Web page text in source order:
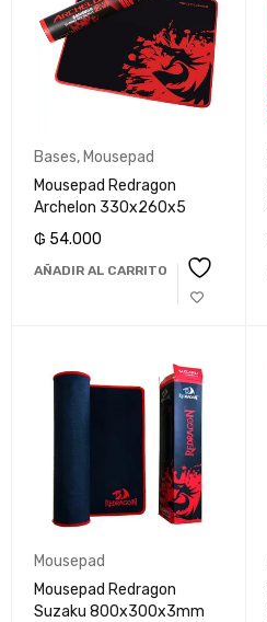
Bases, Mousepad
Mousepad Redragon
Archelon 330x260x5
₲ 54.000
AÑADIR AL CARRITO
Mousepad
Mousepad Redragon
Suzaku 800x300x3mm